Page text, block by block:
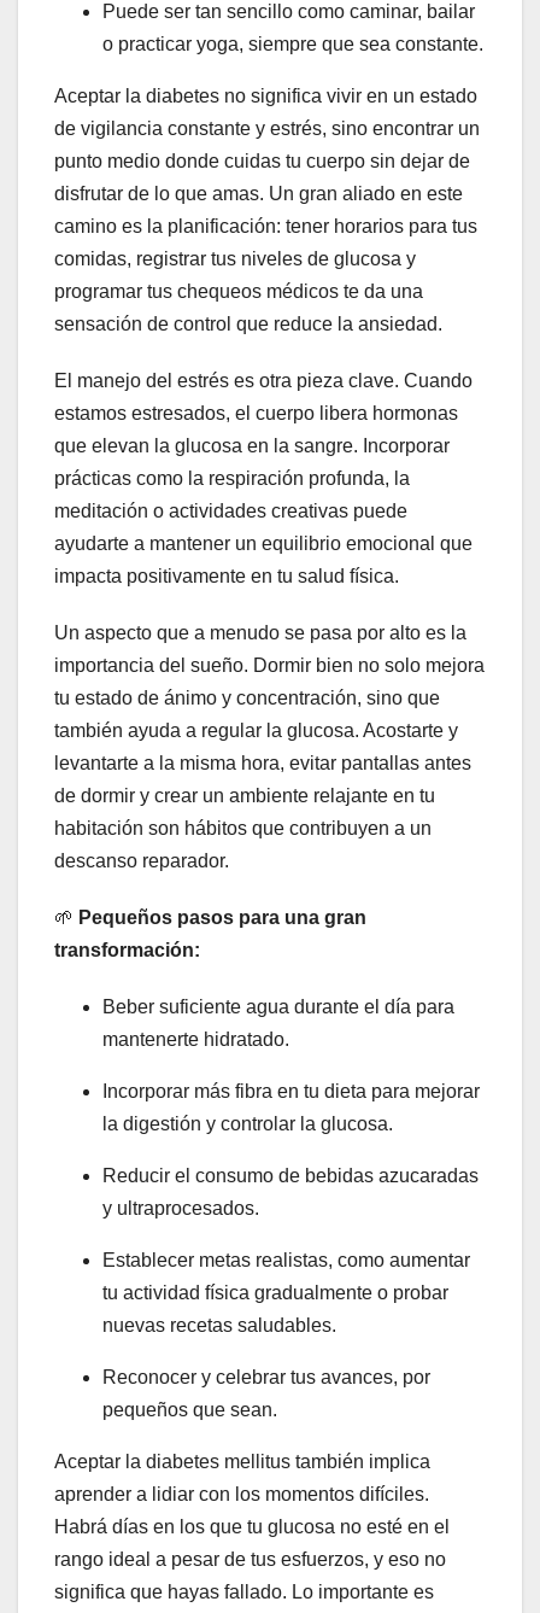
Puede ser tan sencillo como caminar, bailar
o practicar yoga, siempre que sea constante.
Aceptar la diabetes no significa vivir en un estado
de vigilancia constante y estrés, sino encontrar un
punto medio donde cuidas tu cuerpo sin dejar de
disfrutar de lo que amas. Un gran aliado en este
camino es la planificación: tener horarios para tus
comidas, registrar tus niveles de glucosa y
programar tus chequeos médicos te da una
sensación de control que reduce la ansiedad.
El manejo del estrés es otra pieza clave. Cuando
estamos estresados, el cuerpo libera hormonas
que elevan la glucosa en la sangre. Incorporar
prácticas como la respiración profunda, la
meditación o actividades creativas puede
ayudarte a mantener un equilibrio emocional que
impacta positivamente en tu salud física.
Un aspecto que a menudo se pasa por alto es la
importancia del sueño. Dormir bien no solo mejora
tu estado de ánimo y concentración, sino que
también ayuda a regular la glucosa. Acostarte y
levantarte a la misma hora, evitar pantallas antes
de dormir y crear un ambiente relajante en tu
habitación son hábitos que contribuyen a un
descanso reparador.
🌱 Pequeños pasos para una gran
transformación:
Beber suficiente agua durante el día para
mantenerte hidratado.
Incorporar más fibra en tu dieta para mejorar
la digestión y controlar la glucosa.
Reducir el consumo de bebidas azucaradas
y ultraprocesados.
Establecer metas realistas, como aumentar
tu actividad física gradualmente o probar
nuevas recetas saludables.
Reconocer y celebrar tus avances, por
pequeños que sean.
Aceptar la diabetes mellitus también implica
aprender a lidiar con los momentos difíciles.
Habrá días en los que tu glucosa no esté en el
rango ideal a pesar de tus esfuerzos, y eso no
significa que hayas fallado. Lo importante es